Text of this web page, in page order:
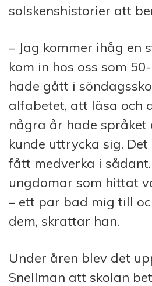
solskenshistorier att
– Jag kommer ihåg en
kom in hos oss som
hade gått i
alfabetet, att läsa och
några år hade språket
kunde uttrycka sig.
fått medverka i
ungdomar som hittat
– ett par bad mig till
dem, skrattar han.
Under åren blev det
Snellman att skolan